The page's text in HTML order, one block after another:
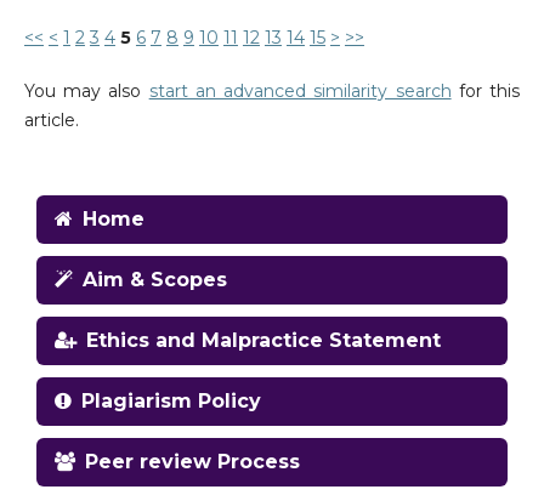
<< < 1 2 3 4 5 6 7 8 9 10 11 12 13 14 15 > >>
You may also start an advanced similarity search for this
article.
Home
Aim & Scopes
Ethics and Malpractice Statement
Plagiarism Policy
Peer review Process